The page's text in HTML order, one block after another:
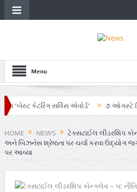
Menu
કેટરિંગ સર્વિસ એવોર્ડ’ ૭ ઓગસ્ટે
અને ગ્રાહક સમજનો અનોખો સમન્વય
Zen
HOME
NEWS
ટેક્સટાઈલ લીડરશિપ
અને બિઝનેસ શ્રેષ્ઠતા પર ચર્ચા કરવા
પર આવ્યા